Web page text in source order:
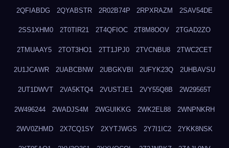
2QFIABDG 2QYABSTR 2R02B74P 2RPXRAZM 2SAV54DE
2SS1XHM0 2T0TIR21 2T4QFIOC 2T8M8OOV 2TGAD2ZO
2TMUAAY5 2TOT3HO1 2TT1JPJ0 2TVCNBU8 2TWC2CET
2U1JCAWR 2UABCBNW 2UBGKVBI 2UFYK23Q 2UHBAVSU
2UT1DWVT 2VA5KTQ4 2VUSTJE1 2VY55Q8B 2W29565T
2W496244 2WADJS4M 2WGUIKKG 2WK2EL88 2WNPNKRH
2WV0ZHMD 2X7CQ1SY 2XYTJWGS 2Y7I1IC2 2YKK8NSK